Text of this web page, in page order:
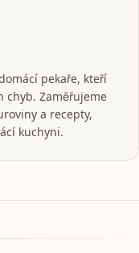
pekaře, kteří
chyb. Zaměřujeme
a recepty,
kuchyni.